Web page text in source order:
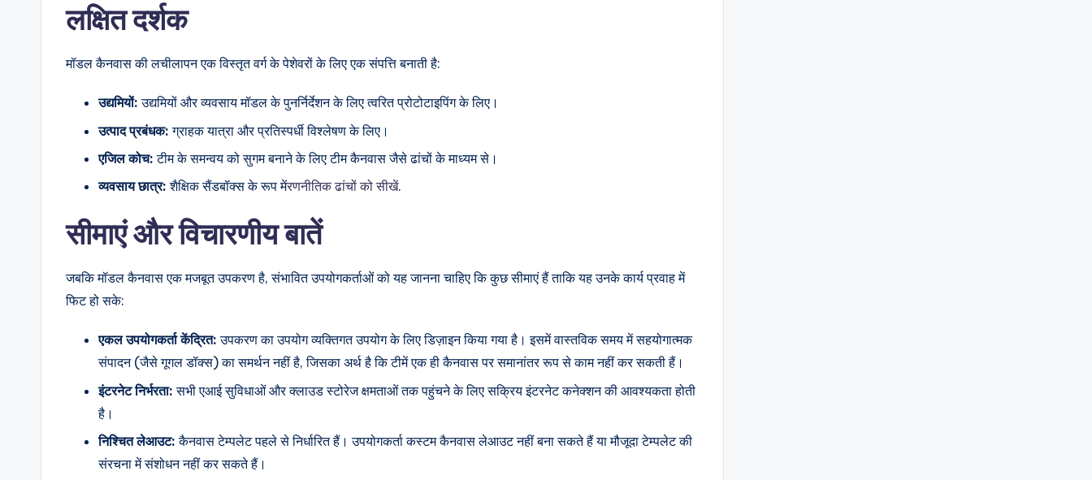
लक्षित दर्शक
मॉडल कैनवास की लचीलापन एक विस्तृत वर्ग के पेशेवरों के लिए एक संपत्ति बनाती है:
उद्यमियों: उद्यमियों और व्यवसाय मॉडल के पुनर्निर्देशन के लिए त्वरित प्रोटोटाइपिंग के लिए।
उत्पाद प्रबंधक: ग्राहक यात्रा और प्रतिस्पर्धी विश्लेषण के लिए।
एजिल कोच: टीम के समन्वय को सुगम बनाने के लिए टीम कैनवास जैसे ढांचों के माध्यम से।
व्यवसाय छात्र: शैक्षिक सैंडबॉक्स के रूप मेंरणनीतिक ढांचों को सीखें.
सीमाएं और विचारणीय बातें
जबकि मॉडल कैनवास एक मजबूत उपकरण है, संभावित उपयोगकर्ताओं को यह जानना चाहिए कि कुछ सीमाएं हैं ताकि यह उनके कार्य प्रवाह में
फिट हो सके:
एकल उपयोगकर्ता केंद्रित: उपकरण का उपयोग व्यक्तिगत उपयोग के लिए डिज़ाइन किया गया है। इसमें वास्तविक समय में सहयोगात्मक
संपादन (जैसे गूगल डॉक्स) का समर्थन नहीं है, जिसका अर्थ है कि टीमें एक ही कैनवास पर समानांतर रूप से काम नहीं कर सकती हैं।
इंटरनेट निर्भरता: सभी एआई सुविधाओं और क्लाउड स्टोरेज क्षमताओं तक पहुंचने के लिए सक्रिय इंटरनेट कनेक्शन की आवश्यकता होती
है।
निश्चित लेआउट: कैनवास टेम्पलेट पहले से निर्धारित हैं। उपयोगकर्ता कस्टम कैनवास लेआउट नहीं बना सकते हैं या मौजूदा टेम्पलेट की
संरचना में संशोधन नहीं कर सकते हैं।